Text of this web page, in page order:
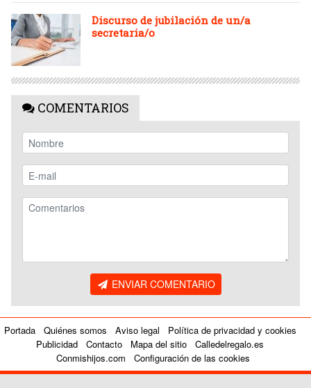
Discurso de jubilación de un/a
secretaria/o
COMENTARIOS
ENVIAR COMENTARIO
Portada Quiénes somos Aviso legal
Política de privacidad y cookies
Publicidad
Contacto Mapa del sitio
Calledelregalo.es
Conmishijos.com
Configuración de las cookies